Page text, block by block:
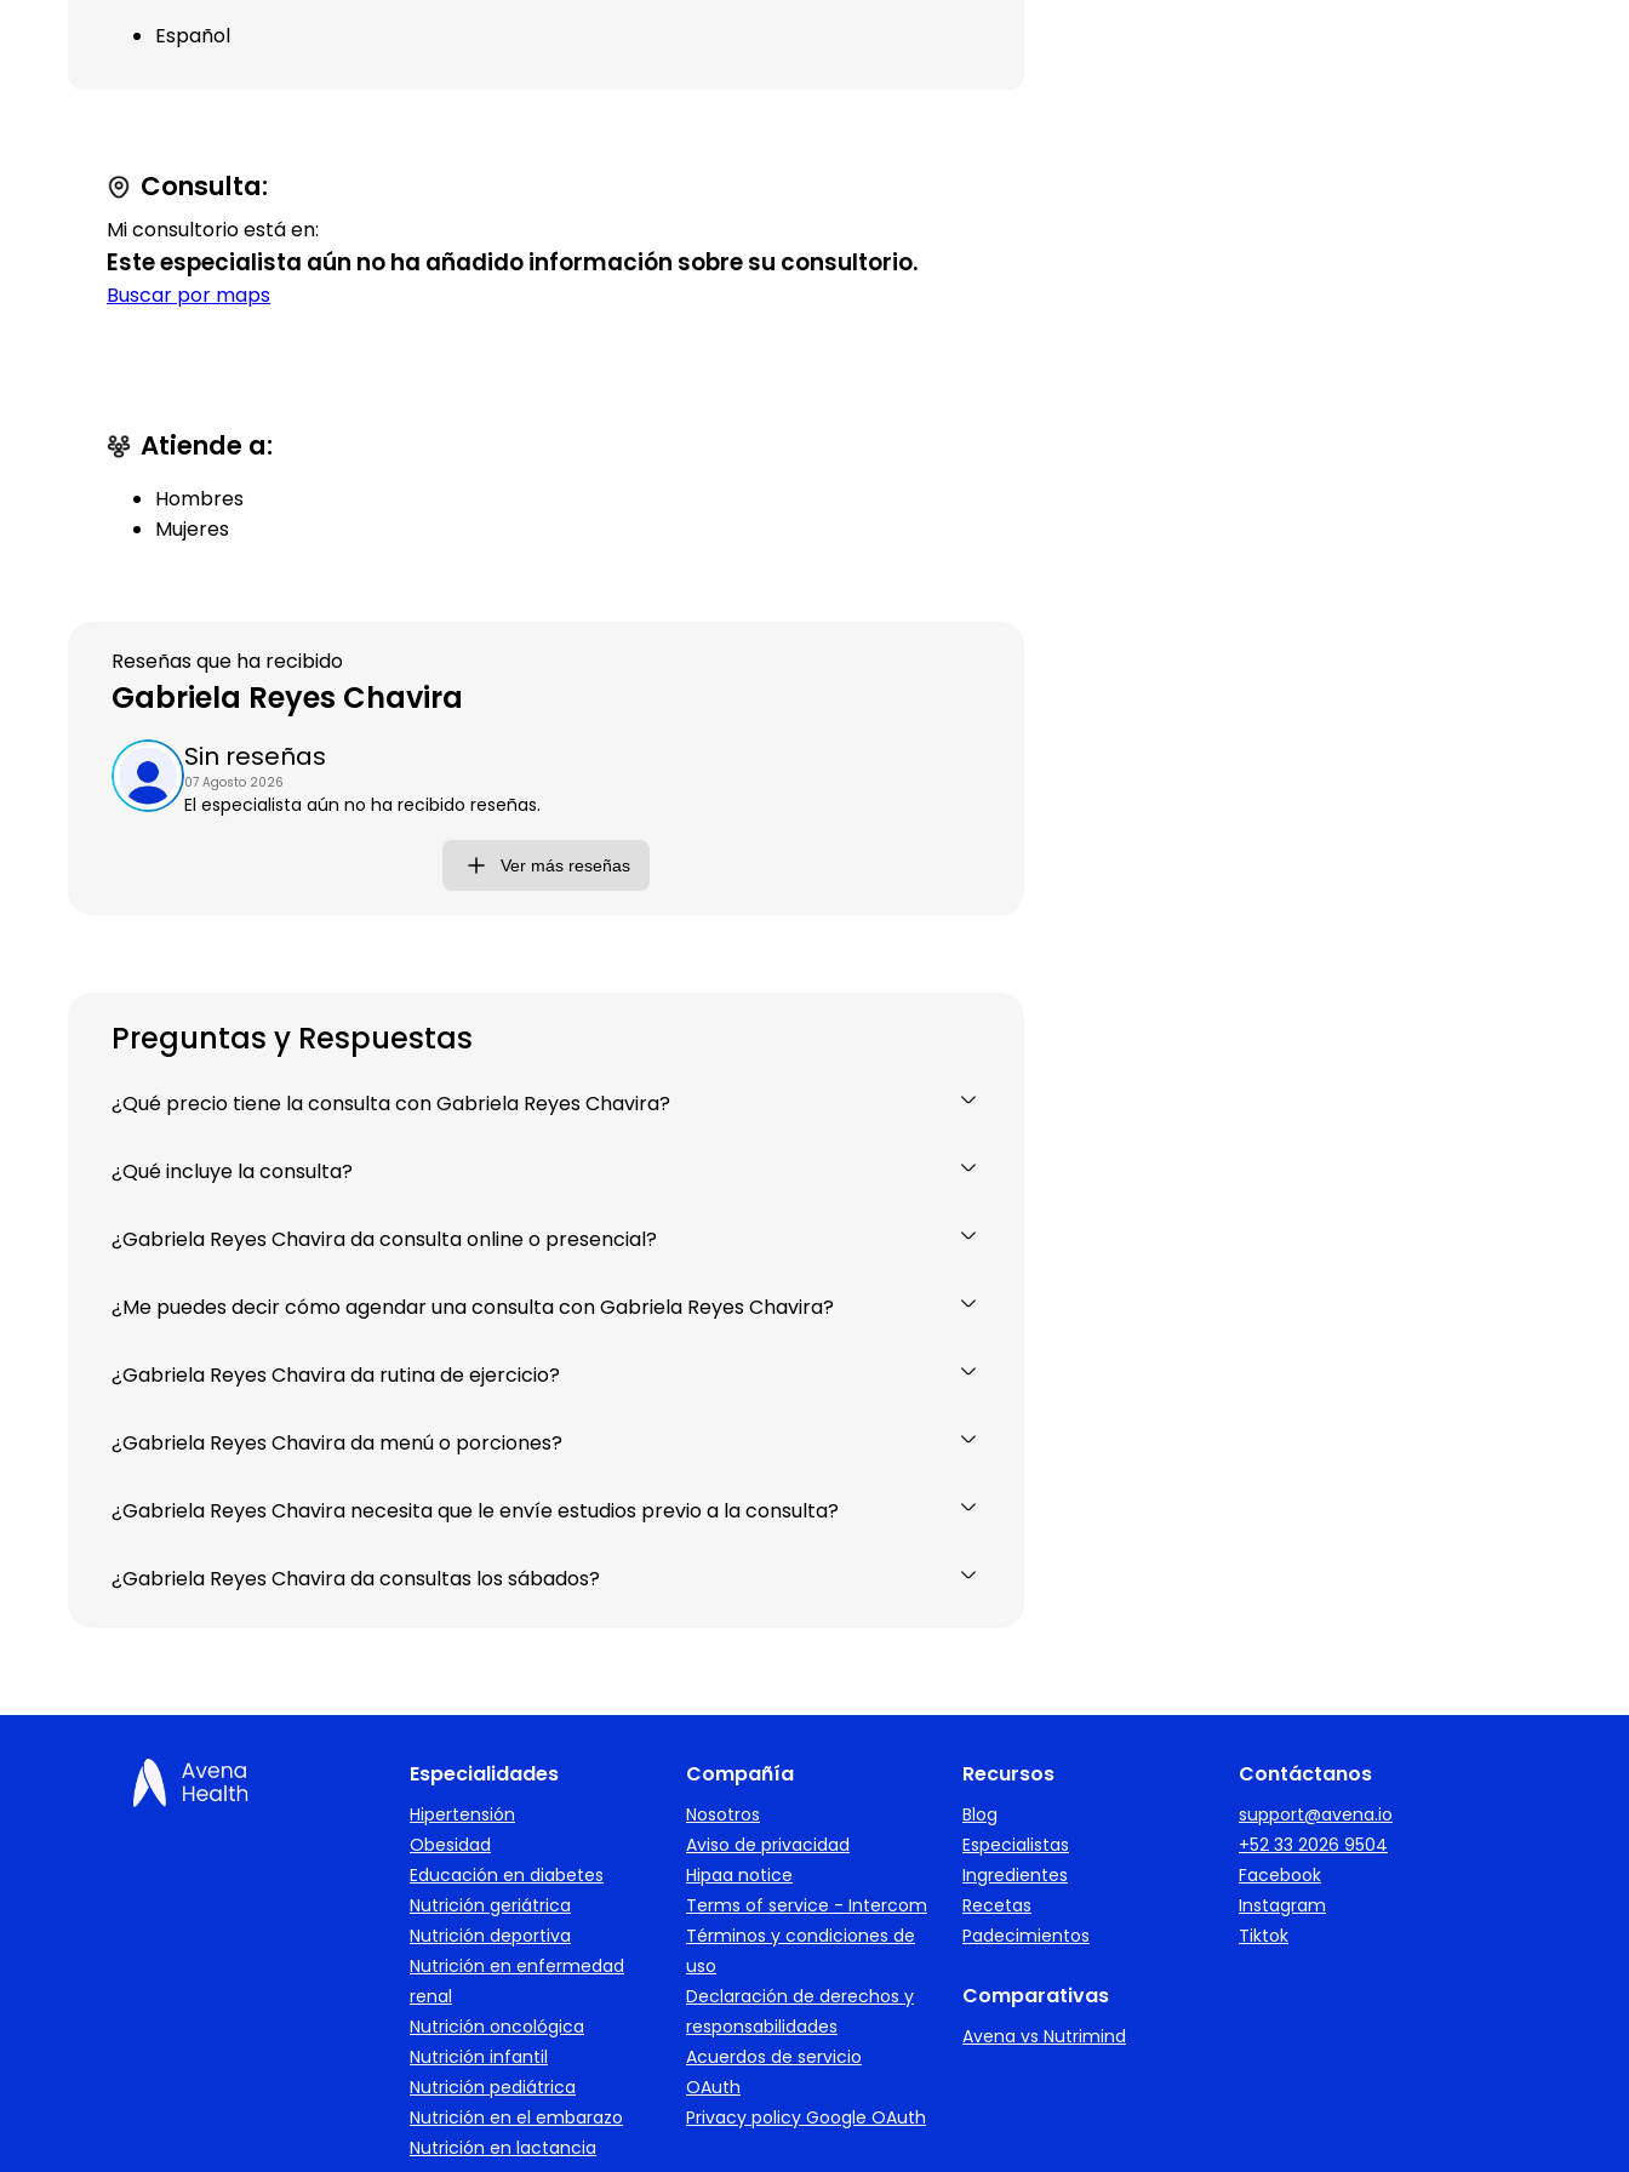
Español
Consulta:
Mi consultorio está en:
Este especialista aún no ha añadido información sobre su consultorio.
Buscar por maps
Atiende a:
Hombres
Mujeres
Preguntas y Respuestas
¿Qué precio tiene la consulta con Gabriela Reyes Chavira?
¿Qué incluye la consulta?
¿Gabriela Reyes Chavira da consulta online o presencial?
¿Me puedes decir cómo agendar una consulta con Gabriela Reyes Chavira?
¿Gabriela Reyes Chavira da rutina de ejercicio?
¿Gabriela Reyes Chavira da menú o porciones?
¿Gabriela Reyes Chavira necesita que le envíe estudios previo a la consulta?
¿Gabriela Reyes Chavira da consultas los sábados?
Reseñas que ha recibido
Gabriela Reyes Chavira
Sin reseñas
07 Agosto 2026
El especialista aún no ha recibido reseñas.
Ver más reseñas
Especialidades
Hipertensión
Obesidad
Educación en diabetes
Nutrición geriátrica
Nutrición deportiva
Nutrición en enfermedad
renal
Nutrición oncológica
Nutrición infantil
Nutrición pediátrica
Nutrición en el embarazo
Nutrición en lactancia
Compañía
Nosotros
Aviso de privacidad
Hipaa notice
Terms of service - Intercom
Términos y condiciones de
uso
Declaración de derechos y
responsabilidades
Acuerdos de servicio
OAuth
Privacy policy Google OAuth
Recursos
Blog
Especialistas
Ingredientes
Recetas
Padecimientos
Comparativas
Avena vs Nutrimind
Contáctanos
support@avena.io
+52 33 2026 9504
Facebook
Instagram
Tiktok